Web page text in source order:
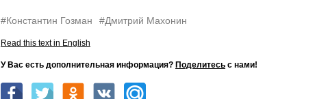
#Константин Гозман #Дмитрий Махонин
Read this text in English
У Вас есть дополнительная информация? Поделитесь с нами!